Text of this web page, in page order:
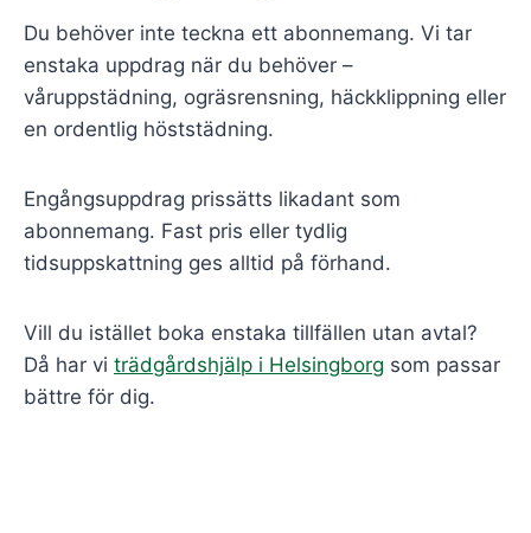
Du behöver inte teckna ett abonnemang. Vi tar
enstaka uppdrag när du behöver –
våruppstädning, ogräsrensning, häckklippning eller
en ordentlig höststädning.
Engångsuppdrag prissätts likadant som
abonnemang. Fast pris eller tydlig
tidsuppskattning ges alltid på förhand.
Vill du istället boka enstaka tillfällen utan avtal?
Då har vi trädgårdshjälp i Helsingborg som passar
bättre för dig.